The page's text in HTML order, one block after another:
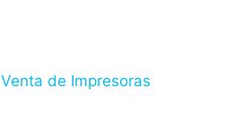
Venta de Impresoras